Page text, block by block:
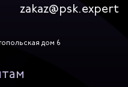
zakaz@psk.expert
дом 6